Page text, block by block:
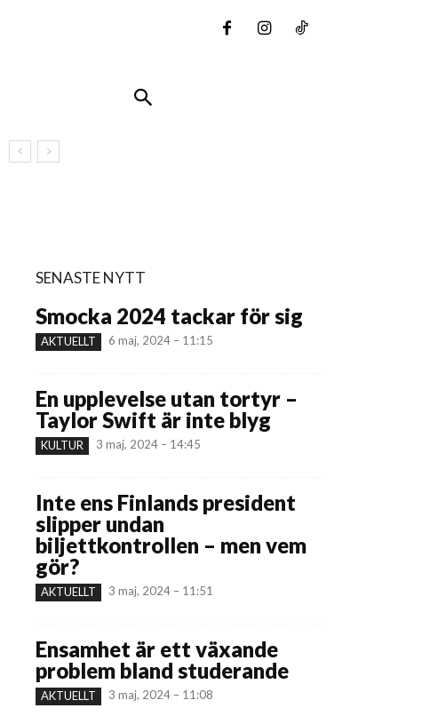
SENASTE NYTT
Smocka 2024 tackar för sig
AKTUELLT 6 maj, 2024 – 11:15
En upplevelse utan tortyr –
Taylor Swift är inte blyg
KULTUR 3 maj, 2024 – 14:45
Inte ens Finlands president
slipper undan
biljettkontrollen – men vem
gör?
AKTUELLT 3 maj, 2024 – 11:51
Ensamhet är ett växande
problem bland studerande
AKTUELLT 3 maj, 2024 – 11:08